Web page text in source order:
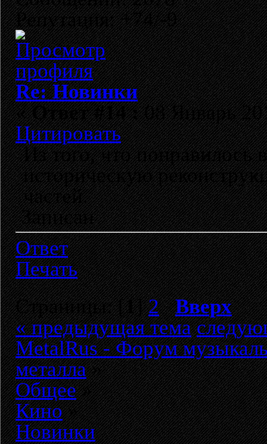
Репутация: +74/-9
Re: Новинки
«Ответ #14 :08 Январь
Цитировать
Из того, что понравилось
историческую
частей.
Записан
Ответ
Печать
Страницы: [1]2
Вверх
« предыдущая тема
MetalRus - Форум
металла»
Общее»
Кино»
Новинки